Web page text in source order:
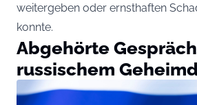
weitergeben oder ernsthaften
konnte.
Abgehörte
russischem